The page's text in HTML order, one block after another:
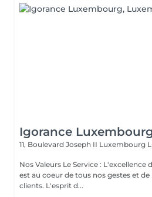
Igorance
11, Boulevard Joseph II Luxembourg
Nos Valeurs Le Service : L'excellence de la prestation de coiffure
est au coeur de tous nos gestes et
clients. L'esprit d...